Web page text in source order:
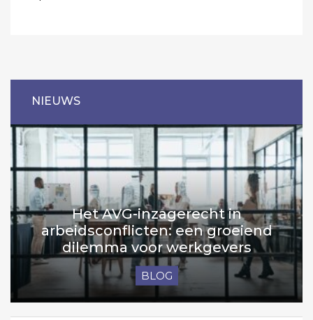
NIEUWS
Het AVG-inzagerecht in
arbeidsconflicten: een groeiend
dilemma voor werkgevers
BLOG